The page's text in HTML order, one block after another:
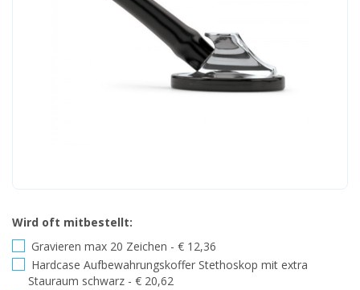
Wird oft mitbestellt:
Gravieren max 20 Zeichen - € 12,36
Hardcase Aufbewahrungskoffer Stethoskop mit extra
Stauraum schwarz - € 20,62